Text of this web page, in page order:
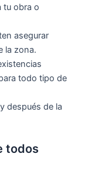
tu obra o
asegurar
la zona.
todo tipo de
después de la
todos